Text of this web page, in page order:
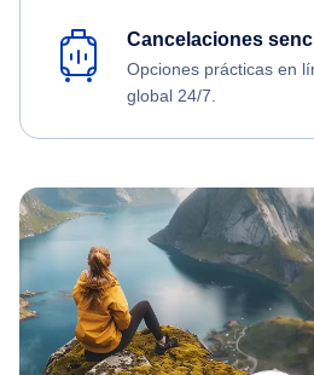
Cancelaciones
Opciones prácticas en
global 24/7.